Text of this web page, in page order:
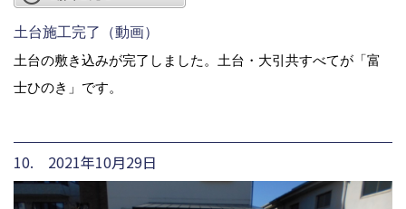
土台施工完了（動画）
土台の敷き込みが完了しました。土台・大引共すべてが「富
士ひのき」です。
10. 2021年10月29日